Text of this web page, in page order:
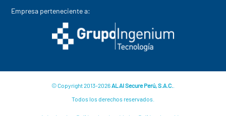
Empresa perteneciente a:
© Copyright 2013-2026ALAI Secure Perú, S.A.C.
Todos los derechos reservados.